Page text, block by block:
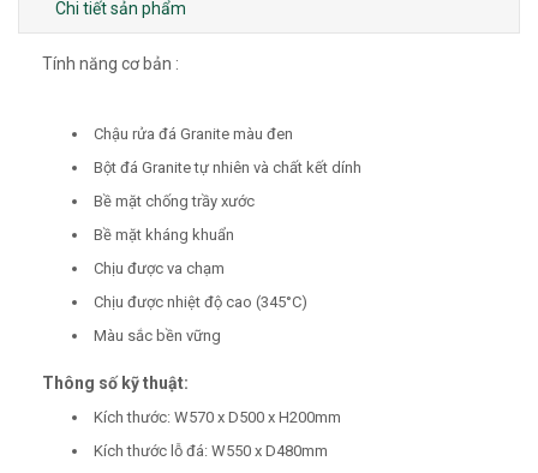
Chi tiết sản phẩm
Tính năng cơ bản :
Chậu rửa đá Granite màu đen
Bột đá Granite tự nhiên và chất kết dính
Bề mặt chống trầy xước
Bề mặt kháng khuẩn
Chịu được va chạm
Chịu được nhiệt độ cao (345°C)
Màu sắc bền vững
Thông số kỹ thuật:
Kích thước: W570 x D500 x H200mm
Kích thước lỗ đá: W550 x D480mm